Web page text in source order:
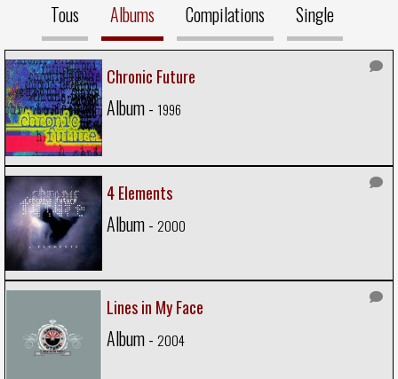
Tous Albums Compilations Single
Chronic Future
Album - 1996
4 Elements
Album - 2000
Lines in My Face
Album - 2004